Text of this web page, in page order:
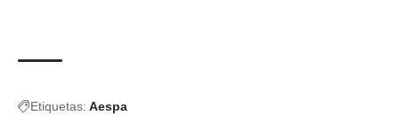
Etiquetas: Aespa